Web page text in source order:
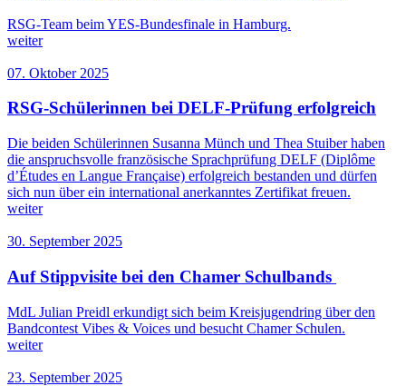
RSG-Team beim YES-Bundesfinale in Hamburg.
weiter
07. Oktober 2025
RSG-Schülerinnen bei DELF-Prüfung erfolgreich
Die beiden Schülerinnen Susanna Münch und Thea Stuiber haben
die anspruchsvolle französische Sprachprüfung DELF (Diplôme
d’Études en Langue Française) erfolgreich bestanden und dürfen
sich nun über ein international anerkanntes Zertifikat freuen.
weiter
30. September 2025
Auf Stippvisite bei den Chamer Schulbands
MdL Julian Preidl erkundigt sich beim Kreisjugendring über den
Bandcontest Vibes & Voices und besucht Chamer Schulen.
weiter
23. September 2025